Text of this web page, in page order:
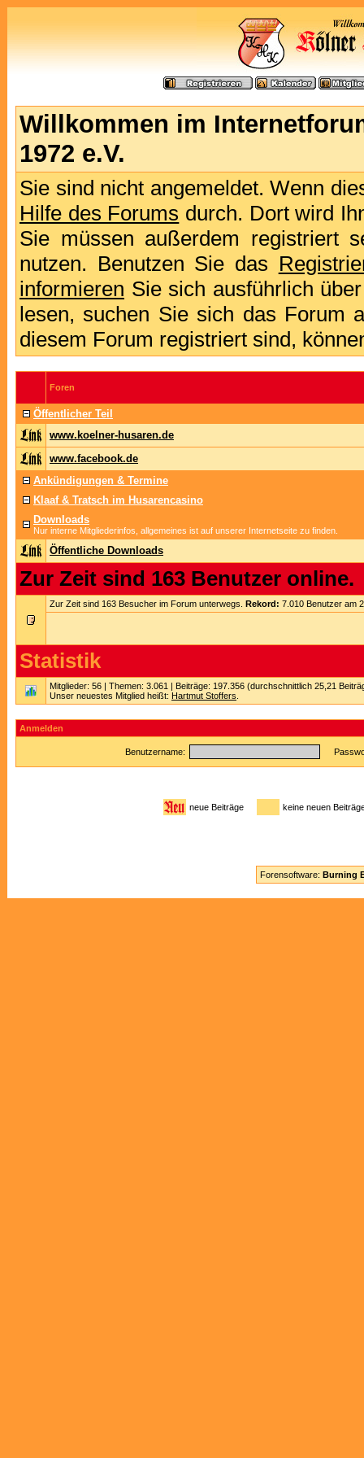
Willkommen im
1972 e.V.
Sie sind nicht angemeldet. Wenn
Hilfe des Forums durch. Dort wird
Sie müssen außerdem registriert
nutzen. Benutzen Sie das
informieren Sie sich ausführlich
lesen, suchen Sie sich das Forum
diesem Forum registriert sind,
Foren
Öffentlicher Teil
www.koelner-husaren.de
www.facebook.de
Ankündigungen & Termine
Klaaf & Tratsch im Husarencasino
Downloads
Nur interne Mitgliederinfos, allgemeines ist auf unserer Internetseite zu finden.
Öffentliche Downloads
Zur Zeit sind 163 Benutzer online.
Zur Zeit sind 163 Besucher im Forum unterwegs. Rekord: 7.010 Benutzer am
Statistik
Mitglieder: 56 | Themen: 3.061 | Beiträge: 197.356 (durchschnittlich 25,21
Unser neuestes Mitglied heißt: Hartmut Stoffers
Anmelden
Benutzername:
neue Beiträge keine neuen
Forensoftware: Burning